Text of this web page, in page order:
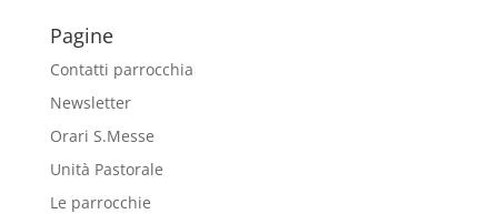
Pagine
Contatti parrocchia
Newsletter
Orari S.Messe
Unità Pastorale
Le parrocchie